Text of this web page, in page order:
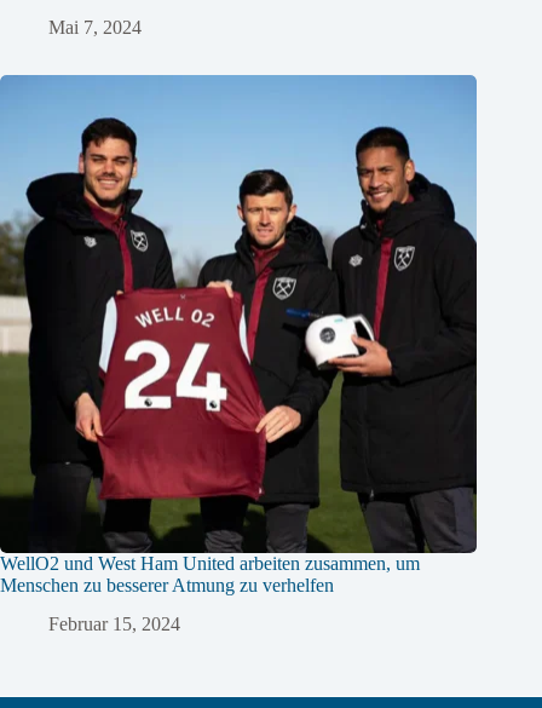
Mai 7, 2024
WellO2 und West Ham United arbeiten zusammen, um
Menschen zu besserer Atmung zu verhelfen
Februar 15, 2024